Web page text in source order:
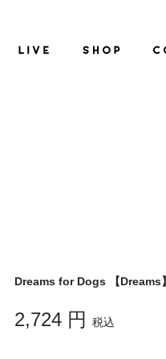
Dreams for Dogs 【Dreams
2,724 円税込